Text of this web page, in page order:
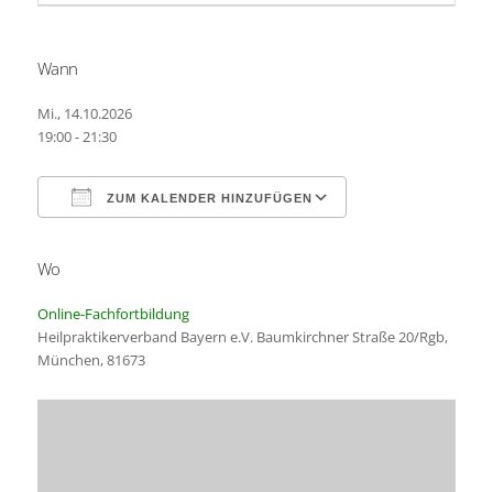
Wann
Mi., 14.10.2026
19:00 - 21:30
ZUM KALENDER HINZUFÜGEN
Wo
Online-Fachfortbildung
Heilpraktikerverband Bayern e.V. Baumkirchner Straße 20/Rgb,
München, 81673